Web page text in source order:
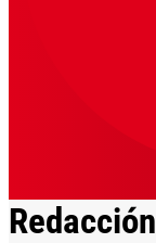
Redacción